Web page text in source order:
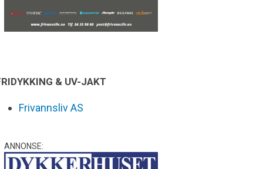
& UV-JAKT
Frivannsliv AS
ANNONSE: